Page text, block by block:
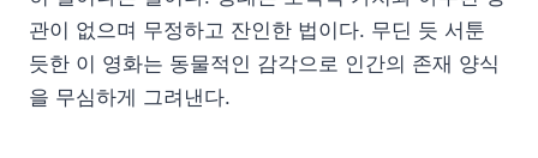
관이 없으며 무정하고 잔인한 법이다. 무딘 듯 서툰
듯한 이 영화는 동물적인 감각으로 인간의 존재 양식
을 무심하게 그려낸다.